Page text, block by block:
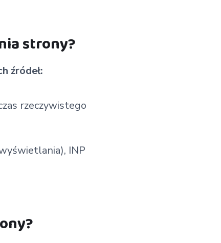
strony?
źródeł:
rzeczywistego
INP